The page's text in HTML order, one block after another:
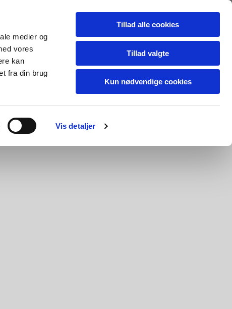
medier og
vores
kan
fra din brug
Vis detaljer
Tillad alle cookies
Tillad valgte
Kun nødvendige cookies
Kontakt os